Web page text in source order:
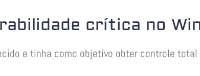
crítica no
e tinha como objetivo obter controle total